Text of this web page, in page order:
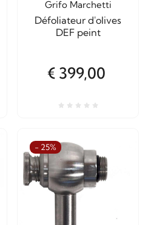
Grifo Marchetti
Défoliateur d'olives
DEF peint
€ 399,00
- 25%